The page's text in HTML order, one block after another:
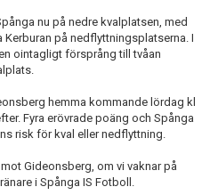
nu på nedre kvalplatsen, med
Kerburan på nedflyttningsplatserna. I
ointagligt försprång till tvåan
hemma kommande lördag kl
Fyra erövrade poäng och Spånga
risk för kval eller nedflyttning.
Gideonsberg, om vi vaknar på
i Spånga IS Fotboll.